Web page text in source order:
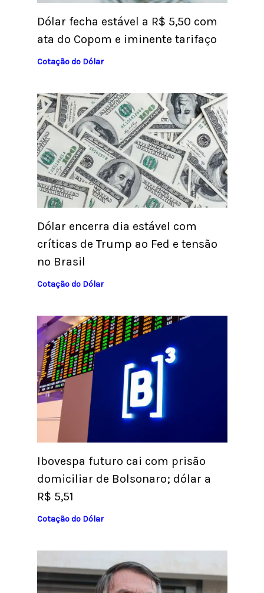
Dólar fecha estável a R$ 5,50 com
ata do Copom e iminente tarifaço
Cotação do Dólar
Dólar encerra dia estável com
críticas de Trump ao Fed e tensão
no Brasil
Cotação do Dólar
Ibovespa futuro cai com prisão
domiciliar de Bolsonaro; dólar a
R$ 5,51
Cotação do Dólar